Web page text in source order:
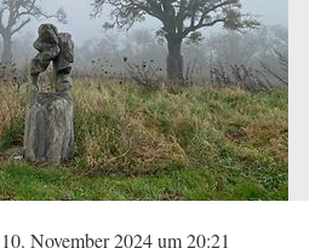
November 2024 um 20:21